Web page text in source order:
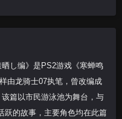
し编》是PS2游戏《寒蝉鸣
由龙骑士07执笔，曾改编成
篇以市民游泳池为舞台，与
跃的故事，主要角色均在此篇